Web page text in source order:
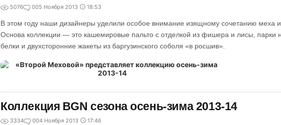
5076 005 Ноября 2013 18:53
В этом году наши дизайнеры уделили особое внимание изящному сочетанию меха
Основа коллекции — это кашемировые пальто с отделкой из фишера и лисы, парки
белки и двухсторонние жакеты из баргузинского соболя «в росшив».
Коллекция BGN сезона осень-зима 2013-14
3334 004 Ноября 2013 17:46